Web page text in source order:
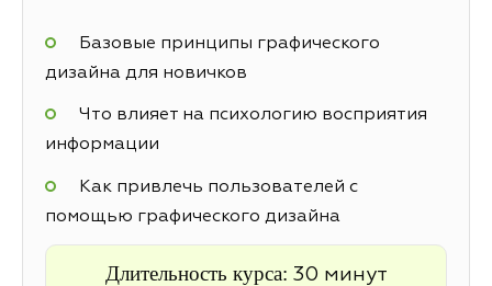
Базовые принципы графического
дизайна для новичков
Что влияет на психологию восприятия
информации
Как привлечь пользователей с
помощью графического дизайна
Длительность курса: 30 минут